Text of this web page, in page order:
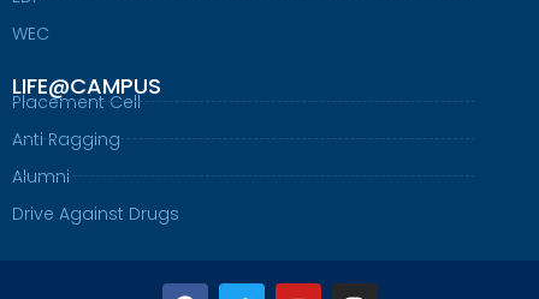
WEC
LIFE@CAMPUS
Placement Cell
Anti Ragging
Alumni
Drive Against Drugs